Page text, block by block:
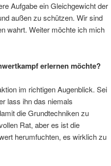
Aufgabe ein Gleichgewicht der
außen zu schützen. Wir sind
wahrt. Weiter möchte ich mich
erlernen möchte?
im richtigen Augenblick. Sei
lass ihn das niemals
die Grundtechniken zu
Rat, aber es ist die
herumfuchten, es wirklich zu